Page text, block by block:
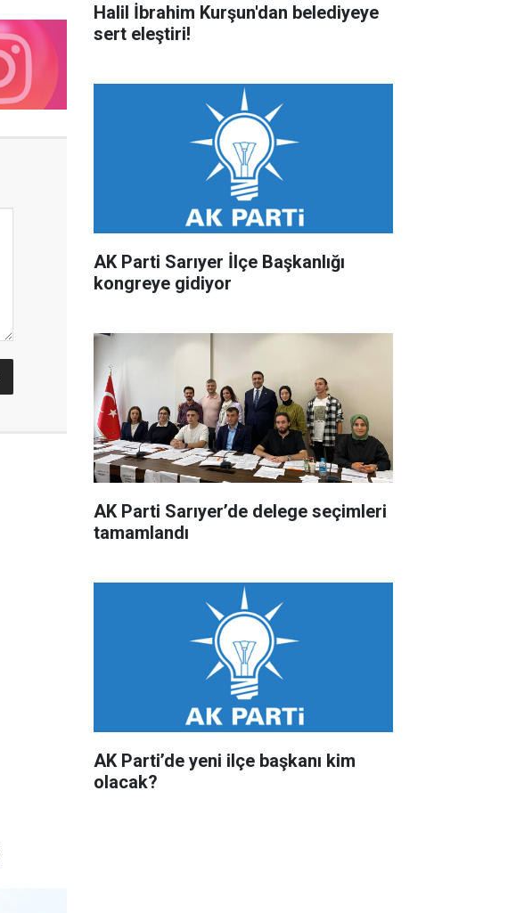
Halil İbrahim Kurşun'dan belediyeye
sert eleştiri!
AK Parti Sarıyer İlçe Başkanlığı
kongreye gidiyor
AK Parti Sarıyer’de delege seçimleri
tamamlandı
AK Parti’de yeni ilçe başkanı kim
olacak?